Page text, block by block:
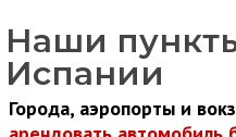
Наши
Испании
Города, аэропорты и